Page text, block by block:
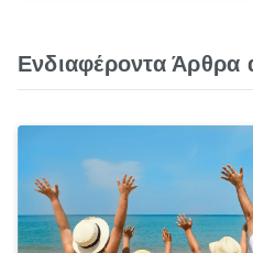
Ενδιαφέροντα